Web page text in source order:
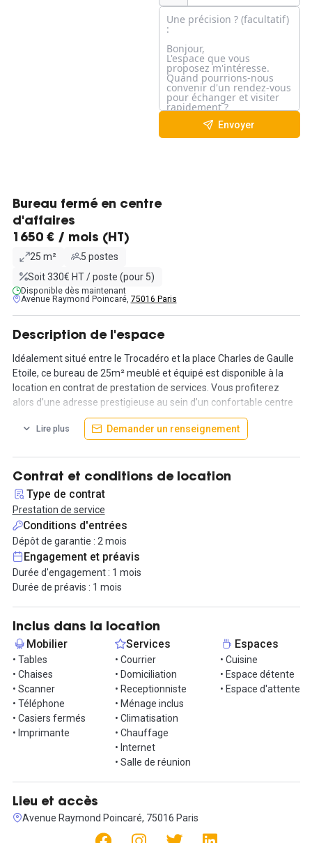
Envoyer
Bureau fermé en centre
d'affaires
1650 € / mois (HT)
25 m²
5 postes
Soit 330€ HT / poste (pour 5)
Disponible dès maintenant
Avenue Raymond Poincaré, 75016 Paris
Description de l'espace
Idéalement situé entre le Trocadéro et la place Charles de Gaulle
Etoile, ce bureau de 25m² meublé et équipé est disponible à la
location en contrat de prestation de services. Vous profiterez
alors d’une adresse prestigieuse au sein d’un confortable centre
d’affaires du 16ème arrondissement.
puits de lumière et un éclairage efficace. Il est composé de 2 à 5
postes et est divisé en deux pièces séparées par une porte
coulissante, l'une pouvant être utilisée comme bureau de
direction tandis que la seconde est idéale pour une petite équipe
commerciale.
Pour une installation simple et rapide, nous louons nos bureaux
en formule tout inclus comprenant les charges locatives (eau,
électricité, assurance, ménage), l’accès à une connexion haut
débit, une ligne téléphonique ou encore l’accès à un
photocopieur/scanner.
Le loyer inclut également des prestations de services comme
l’accueil ou la maintenance des équipements du centre. Notre
objectif est de vous permettre de vous focaliser sur le
développement de votre entreprise.
Enfin, côté détente, vous aurez accès à un coin cuisine avec
micro-ondes, frigidaire et machine à café.
N'attendez plus pour profiter d'une des adresses les plus
prestigieuses de la capitale à un prix attractif !
Lire plus Demander un renseignement
Contrat et conditions de location
Type de contrat
Prestation de service
Conditions d'entrées
Dépôt de garantie : 2 mois
Engagement et préavis
Durée d'engagement : 1 mois
Durée de préavis : 1 mois
Inclus dans la location
Mobilier
• Tables
• Chaises
• Scanner
• Téléphone
• Casiers fermés
• Imprimante
Services
• Courrier
• Domiciliation
• Receptionniste
• Ménage inclus
• Climatisation
• Chauffage
• Internet
• Salle de réunion
Espaces
• Cuisine
• Espace détente
• Espace d'attente
Lieu et accès
Avenue Raymond Poincaré, 75016 Paris